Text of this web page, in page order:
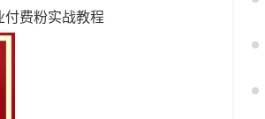
费粉实战教程